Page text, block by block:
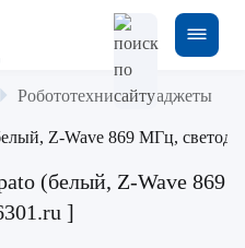
Робототехника и гаджеты
Z-Wave 869 МГц,
(белый, Z-Wave 869
]